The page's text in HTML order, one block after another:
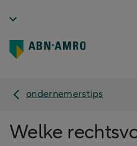
ondernemerstips
Welke